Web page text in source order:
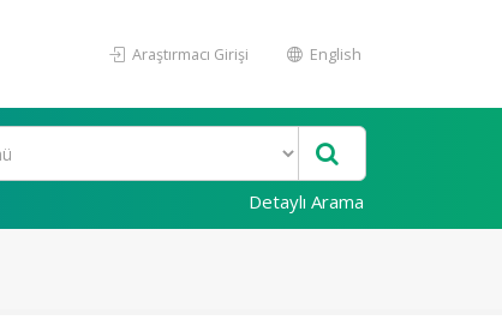
Araştırmacı Girişi English
Detaylı Arama